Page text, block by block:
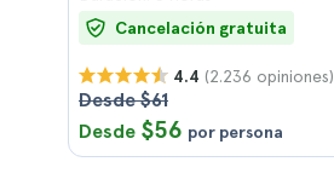
Cancelación gratuita
4.4 (2.236 opiniones)
Desde $61
Desde $56 por persona